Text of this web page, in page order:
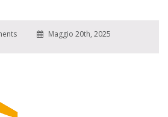
Maggio 20th, 2025